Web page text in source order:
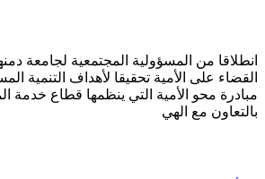
انطلاقا من المسؤولية المجتمعية لجامعة
القضاء على الأمية تحقيقا لأهداف التنمية
مبادرة محو الأمية التي ينظمها قطاع خدمة
بالتعاون مع الهي